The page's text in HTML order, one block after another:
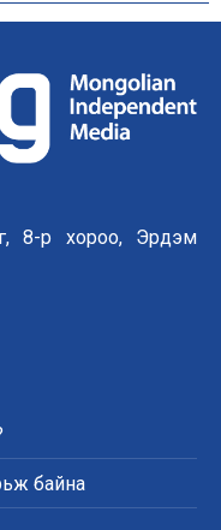
8-р хороо, Эрдэм
байна